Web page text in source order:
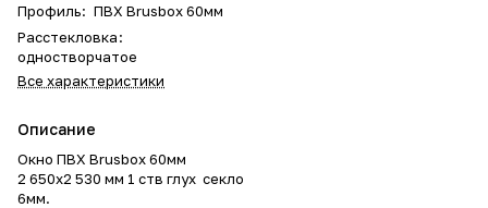
Профиль: ПВХ Brusbox 60мм
Расстекловка:
одностворчатое
Все характеристики
Описание
Окно ПВХ Brusbox 60мм
2 650х2 530 мм 1 ств глух секло
6мм.